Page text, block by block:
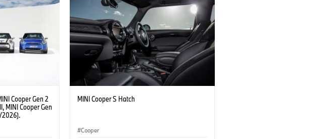
Cooper Gen 2
MINI Cooper Gen
2026).
MINI Cooper S Hatch
Cooper